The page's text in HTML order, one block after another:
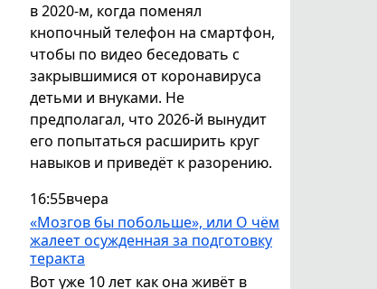
в 2020-м, когда поменял
кнопочный телефон на смартфон,
чтобы по видео беседовать с
закрывшимися от коронавируса
детьми и внуками. Не
предполагал, что 2026-й вынудит
его попытаться расширить круг
навыков и приведёт к разорению.
16:55вчера
«Мозгов бы побольше», или О чём
жалеет осужденная за подготовку
теракта
Вот уже 10 лет как она живёт в